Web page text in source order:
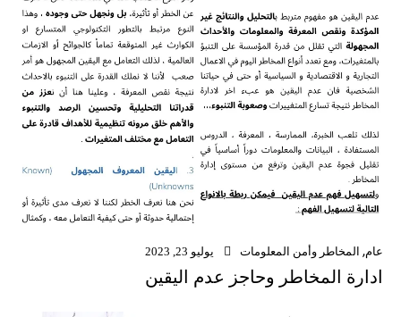
عام, المخاطر وأمن المعلومات يوليو 23, 2023
ادارة المخاطر وحاجز عدم اليقين